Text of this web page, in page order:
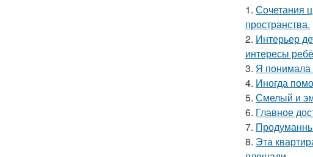
1. Сочетания
пространства.
2. Интерьер
интересы
3. Я понимала
4. Иногда
5. Смелый и
6. Главное
7.
8. Эта